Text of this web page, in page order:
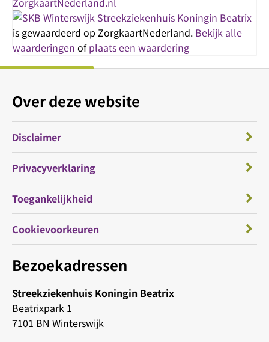
Streekziekenhuis Koningin Beatrix
is gewaardeerd op ZorgkaartNederland. Bekijk alle
waarderingen ofplaats een waardering
Bezoekadressen
Streekziekenhuis Koningin Beatrix
Beatrixpark 1
7101 BN Winterswijk
Over deze website
Disclaimer
Privacyverklaring
Toegankelijkheid
Cookievoorkeuren